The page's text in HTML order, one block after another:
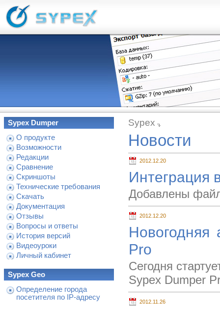
Sypex
Новости
2012.12.20
Интеграция
Добавлены
2012.12.20
Pro
Сегодня
Sypex Dumper
2012.11.26
Sypex Dumper
О продукте
Возможности
Редакции
Сравнение
Скриншоты
Технические требования
Скачать
Документация
Отзывы
Вопросы и ответы
История версий
Видеоуроки
Личный кабинет
Sypex Geo
Определение города
посетителя по IP-адресу